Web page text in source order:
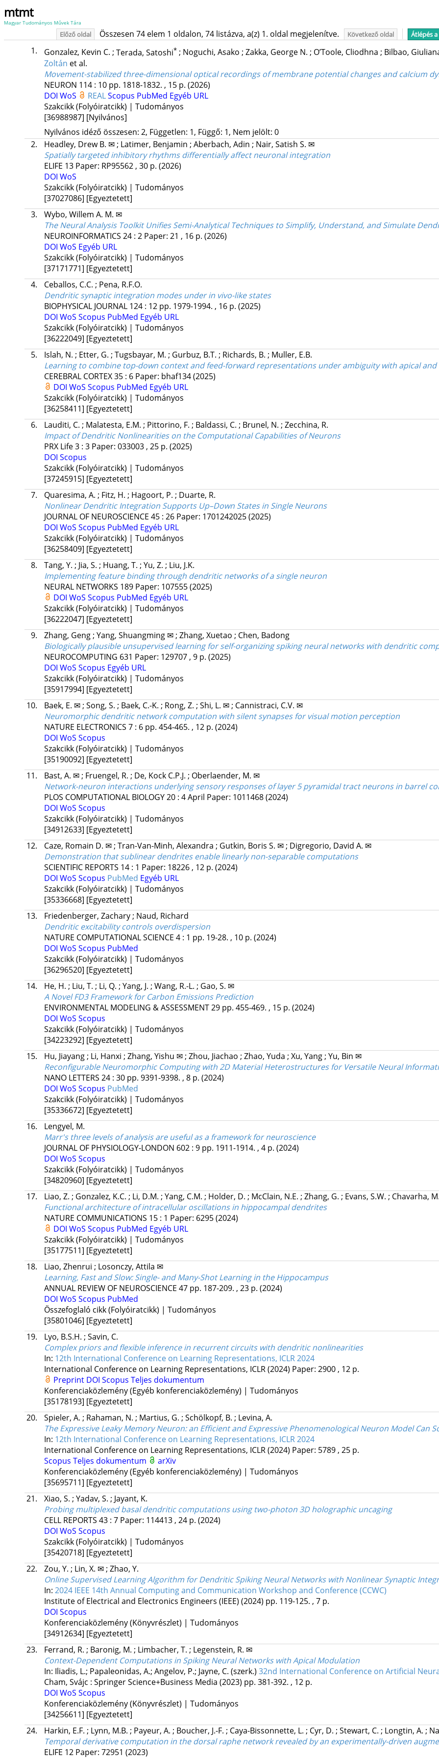
mtmt
Magyar Tudományos Művek Tára
Előző oldal Összesen 74 elem 1 oldalon, 74 listázva, a(z) 1. oldal megjelenítve. Következő oldal Átlépés
1. Gonzalez, Kevin C. ; Terada, Satoshi* ; Noguchi, Asako ; Zakka, George N. ; O’Toole, Cliodhna ; Bilbao,
Zoltán et al.
Movement-stabilized three-dimensional optical recordings of membrane potential changes and calcium
NEURON 114: 10 pp. 1818-1832. , 15 p. (2026)
DOI WoS REALScopus PubMed Egyéb URL
Szakcikk (Folyóiratcikk) | Tudományos
[36988987] [Nyilvános]
Nyilvános idéző összesen: 2, Független: 1, Függő: 1, Nem jelölt: 0
2.
Headley, Drew B. ✉ ; Latimer, Benjamin ; Aberbach, Adin ; Nair, Satish S. ✉
Spatially targeted inhibitory rhythms differentially affect neuronal integration
ELIFE 13 Paper: RP95562 , 30 p. (2026)
DOI WoS
Szakcikk (Folyóiratcikk) | Tudományos
[37027086] [Egyeztetett]
3.
Wybo, Willem A. M. ✉
The Neural Analysis Toolkit Unifies Semi-Analytical Techniques to Simplify, Understand, and Simulate
NEUROINFORMATICS 24: 2 Paper: 21 , 16 p. (2026)
DOI WoS Egyéb URL
Szakcikk (Folyóiratcikk) | Tudományos
[37171771] [Egyeztetett]
4.
Ceballos, C.C. ; Pena, R.F.O.
Dendritic synaptic integration modes under in vivo-like states
BIOPHYSICAL JOURNAL 124: 12 pp. 1979-1994. , 16 p. (2025)
DOI WoS Scopus PubMed Egyéb URL
Szakcikk (Folyóiratcikk) | Tudományos
[36222049] [Egyeztetett]
5.
Islah, N. ; Etter, G. ; Tugsbayar, M. ; Gurbuz, B.T. ; Richards, B. ; Muller, E.B.
Learning to combine top-down context and feed-forward representations under ambiguity with apical
CEREBRAL CORTEX35: 6 Paper: bhaf134(2025)
DOI WoS Scopus PubMed Egyéb URL
Szakcikk (Folyóiratcikk) | Tudományos
[36258411] [Egyeztetett]
6.
Lauditi, C. ; Malatesta, E.M. ; Pittorino, F. ; Baldassi, C. ; Brunel, N. ; Zecchina, R.
Impact of Dendritic Nonlinearities on the Computational Capabilities of Neurons
PRX Life3: 3 Paper: 033003 , 25 p. (2025)
DOI Scopus
Szakcikk (Folyóiratcikk) | Tudományos
[37245915] [Egyeztetett]
7.
Quaresima, A. ; Fitz, H. ; Hagoort, P. ; Duarte, R.
Nonlinear Dendritic Integration Supports Up–Down States in Single Neurons
JOURNAL OF NEUROSCIENCE 45: 26 Paper: 1701242025(2025)
DOI WoS Scopus PubMed Egyéb URL
Szakcikk (Folyóiratcikk) | Tudományos
[36258409] [Egyeztetett]
8.
Tang, Y. ; Jia, S. ; Huang, T. ; Yu, Z. ; Liu, J.K.
Implementing feature binding through dendritic networks of a single neuron
NEURAL NETWORKS 189 Paper: 107555(2025)
DOI WoS Scopus PubMed Egyéb URL
Szakcikk (Folyóiratcikk) | Tudományos
[36222047] [Egyeztetett]
9.
Zhang, Geng ; Yang, Shuangming ✉ ; Zhang, Xuetao ; Chen, Badong
Biologically plausible unsupervised learning for self-organizing spiking neural networks with dendritic
NEUROCOMPUTING 631 Paper: 129707 , 9 p. (2025)
DOI WoS Scopus Egyéb URL
Szakcikk (Folyóiratcikk) | Tudományos
[35917994] [Egyeztetett]
10.
Baek, E. ✉ ; Song, S. ; Baek, C.-K. ; Rong, Z. ; Shi, L. ✉ ; Cannistraci, C.V. ✉
Neuromorphic dendritic network computation with silent synapses for visual motion perception
NATURE ELECTRONICS 7: 6 pp. 454-465. , 12 p. (2024)
DOI WoS Scopus
Szakcikk (Folyóiratcikk) | Tudományos
[35190092] [Egyeztetett]
11.
Bast, A. ✉ ; Fruengel, R. ; De, Kock C.P.J. ; Oberlaender, M. ✉
Network-neuron interactions underlying sensory responses of layer 5 pyramidal tract neurons in barrel
PLOS COMPUTATIONAL BIOLOGY20: 4 April Paper: 1011468(2024)
DOI WoS Scopus
Szakcikk (Folyóiratcikk) | Tudományos
[34912633] [Egyeztetett]
12.
Caze, Romain D. ✉ ; Tran-Van-Minh, Alexandra ; Gutkin, Boris S. ✉ ; Digregorio, David A. ✉
Demonstration that sublinear dendrites enable linearly non-separable computations
SCIENTIFIC REPORTS 14: 1 Paper: 18226 , 12 p. (2024)
DOI WoS Scopus PubMed Egyéb URL
Szakcikk (Folyóiratcikk) | Tudományos
[35336668] [Egyeztetett]
13.
Friedenberger, Zachary ; Naud, Richard
Dendritic excitability controls overdispersion
NATURE COMPUTATIONAL SCIENCE 4: 1 pp. 19-28. , 10 p. (2024)
DOI WoS Scopus PubMed
Szakcikk (Folyóiratcikk) | Tudományos
[36296520] [Egyeztetett]
14.
He, H. ; Liu, T. ; Li, Q. ; Yang, J. ; Wang, R.-L. ; Gao, S. ✉
A Novel FD3 Framework for Carbon Emissions Prediction
ENVIRONMENTAL MODELING & ASSESSMENT29 pp. 455-469. , 15 p. (2024)
DOI WoS Scopus
Szakcikk (Folyóiratcikk) | Tudományos
[34223292] [Egyeztetett]
15.
Hu, Jiayang ; Li, Hanxi ; Zhang, Yishu ✉ ; Zhou, Jiachao ; Zhao, Yuda ; Xu, Yang ; Yu, Bin ✉
Reconfigurable Neuromorphic Computing with 2D Material Heterostructures for Versatile Neural
NANO LETTERS 24: 30 pp. 9391-9398. , 8 p. (2024)
DOI WoS Scopus PubMed
Szakcikk (Folyóiratcikk) | Tudományos
[35336672] [Egyeztetett]
16.
Lengyel, M.
Marr's three levels of analysis are useful as a framework for neuroscience
JOURNAL OF PHYSIOLOGY-LONDON 602: 9 pp. 1911-1914. , 4 p. (2024)
DOI WoS Scopus
Szakcikk (Folyóiratcikk) | Tudományos
[34820960] [Egyeztetett]
17.
Liao, Z. ; Gonzalez, K.C. ; Li, D.M. ; Yang, C.M. ; Holder, D. ; McClain, N.E. ; Zhang, G. ; Evans, S.W. ; Chavarha,
Functional architecture of intracellular oscillations in hippocampal dendrites
NATURE COMMUNICATIONS 15: 1 Paper: 6295(2024)
DOI WoS Scopus PubMed Egyéb URL
Szakcikk (Folyóiratcikk) | Tudományos
[35177511] [Egyeztetett]
18.
Liao, Zhenrui ; Losonczy, Attila ✉
Learning, Fast and Slow: Single- and Many-Shot Learning in the Hippocampus
ANNUAL REVIEW OF NEUROSCIENCE 47 pp. 187-209. , 23 p. (2024)
DOI WoS Scopus PubMed
Összefoglaló cikk (Folyóiratcikk) | Tudományos
[35801046] [Egyeztetett]
19.
Lyo, B.S.H. ; Savin, C.
Complex priors and flexible inference in recurrent circuits with dendritic nonlinearities
In: 12th International Conference on Learning Representations, ICLR 2024
International Conference on Learning Representations, ICLR(2024) Paper: 2900 , 12 p.
Preprint DOI Scopus Teljes dokumentum
Konferenciaközlemény (Egyéb konferenciaközlemény) | Tudományos
[35178193] [Egyeztetett]
20.
Spieler, A. ; Rahaman, N. ; Martius, G. ; Schölkopf, B. ; Levina, A.
The Expressive Leaky Memory Neuron: an Efficient and Expressive Phenomenological Neuron Model Can
In: 12th International Conference on Learning Representations, ICLR 2024
International Conference on Learning Representations, ICLR(2024) Paper: 5789 , 25 p.
Scopus Teljes dokumentum
arXiv
Konferenciaközlemény (Egyéb konferenciaközlemény) | Tudományos
[35695711] [Egyeztetett]
21.
Xiao, S. ; Yadav, S. ; Jayant, K.
Probing multiplexed basal dendritic computations using two-photon 3D holographic uncaging
CELL REPORTS 43: 7 Paper: 114413 , 24 p. (2024)
DOI WoS Scopus
Szakcikk (Folyóiratcikk) | Tudományos
[35420718] [Egyeztetett]
22.
Zou, Y. ; Lin, X. ✉ ; Zhao, Y.
Online Supervised Learning Algorithm for Dendritic Spiking Neural Networks with Nonlinear Synaptic
In: 2024 IEEE 14th Annual Computing and Communication Workshop and Conference (CCWC)
Institute of Electrical and Electronics Engineers (IEEE) (2024) pp. 119-125. , 7 p.
DOI Scopus
Konferenciaközlemény (Könyvrészlet) | Tudományos
[34912634] [Egyeztetett]
23.
Ferrand, R. ; Baronig, M. ; Limbacher, T. ; Legenstein, R. ✉
Context-Dependent Computations in Spiking Neural Networks with Apical Modulation
In: Iliadis, L.; Papaleonidas, A.; Angelov, P.; Jayne, C. (szerk.) 32nd International Conference on Artificial
Cham, Svájc : Springer Science+Business Media (2023) pp. 381-392. , 12 p.
DOI WoS Scopus
Konferenciaközlemény (Könyvrészlet) | Tudományos
[34256611] [Egyeztetett]
24.
Harkin, E.F. ; Lynn, M.B. ; Payeur, A. ; Boucher, J.-F. ; Caya-Bissonnette, L. ; Cyr, D. ; Stewart, C. ; Longtin, A. ;
Temporal derivative computation in the dorsal raphe network revealed by an experimentally-driven
ELIFE 12 Paper: 72951 (2023)